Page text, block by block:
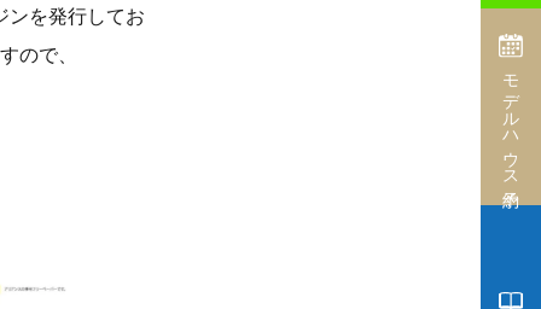
ンを発行してお
ので、
モデルハウス予約